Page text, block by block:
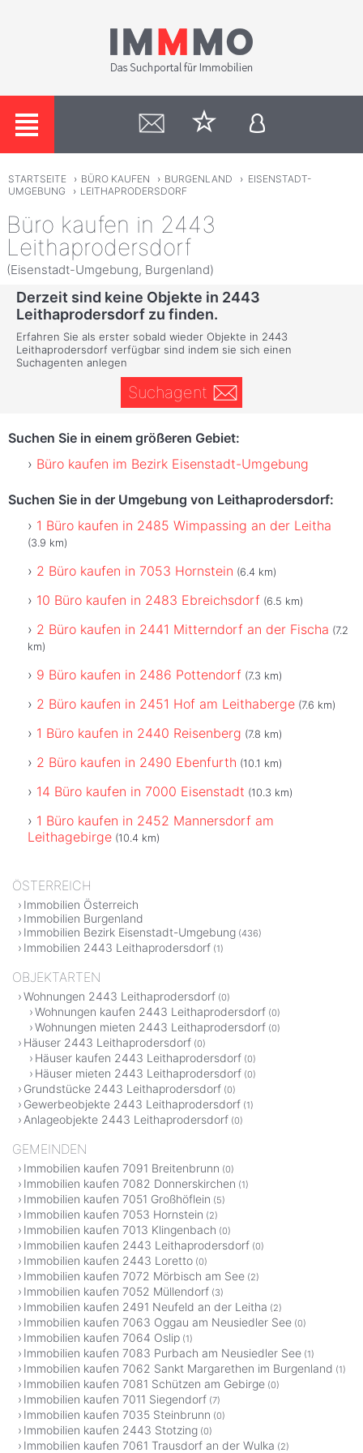
STARTSEITE › BÜRO KAUFEN › BURGENLAND › EISENSTADT-
UMGEBUNG
› LEITHAPRODERSDORF
Büro kaufen in 2443
Leithaprodersdorf
(Eisenstadt-Umgebung, Burgenland)
Derzeit sind keine Objekte in 2443
Leithaprodersdorf zu finden.
Erfahren Sie als erster sobald wieder Objekte in 2443
Leithaprodersdorf verfügbar sind indem sie sich einen
Suchagenten anlegen
Suchagent
Suchen Sie in einem größeren Gebiet:
Büro kaufen im Bezirk Eisenstadt-Umgebung
Suchen Sie in der Umgebung von Leithaprodersdorf:
1 Büro kaufen in 2485 Wimpassing an der Leitha
(3.9 km)
2 Büro kaufen in 7053 Hornstein (6.4 km)
10 Büro kaufen in 2483 Ebreichsdorf (6.5 km)
2 Büro kaufen in 2441 Mitterndorf an der Fischa (7.2
km)
9 Büro kaufen in 2486 Pottendorf (7.3 km)
2 Büro kaufen in 2451 Hof am Leithaberge (7.6 km)
1 Büro kaufen in 2440 Reisenberg (7.8 km)
2 Büro kaufen in 2490 Ebenfurth (10.1 km)
14 Büro kaufen in 7000 Eisenstadt (10.3 km)
1 Büro kaufen in 2452 Mannersdorf am
Leithagebirge (10.4 km)
ÖSTERREICH
Immobilien Österreich
Immobilien Burgenland
Immobilien Bezirk Eisenstadt-Umgebung (436)
Immobilien 2443 Leithaprodersdorf (1)
OBJEKTARTEN
Wohnungen 2443 Leithaprodersdorf (0)
Wohnungen kaufen 2443 Leithaprodersdorf (0)
Wohnungen mieten 2443 Leithaprodersdorf (0)
Häuser 2443 Leithaprodersdorf (0)
Häuser kaufen 2443 Leithaprodersdorf (0)
Häuser mieten 2443 Leithaprodersdorf (0)
Grundstücke 2443 Leithaprodersdorf (0)
Gewerbeobjekte 2443 Leithaprodersdorf (1)
Anlageobjekte 2443 Leithaprodersdorf (0)
GEMEINDEN
Immobilien kaufen 7091 Breitenbrunn (0)
Immobilien kaufen 7082 Donnerskirchen (1)
Immobilien kaufen 7051 Großhöflein (5)
Immobilien kaufen 7053 Hornstein (2)
Immobilien kaufen 7013 Klingenbach (0)
Immobilien kaufen 2443 Leithaprodersdorf (0)
Immobilien kaufen 2443 Loretto (0)
Immobilien kaufen 7072 Mörbisch am See (2)
Immobilien kaufen 7052 Müllendorf (3)
Immobilien kaufen 2491 Neufeld an der Leitha (2)
Immobilien kaufen 7063 Oggau am Neusiedler See (0)
Immobilien kaufen 7064 Oslip (1)
Immobilien kaufen 7083 Purbach am Neusiedler See (1)
Immobilien kaufen 7062 Sankt Margarethen im Burgenland (1)
Immobilien kaufen 7081 Schützen am Gebirge (0)
Immobilien kaufen 7011 Siegendorf (7)
Immobilien kaufen 7035 Steinbrunn (0)
Immobilien kaufen 2443 Stotzing (0)
Immobilien kaufen 7061 Trausdorf an der Wulka (2)